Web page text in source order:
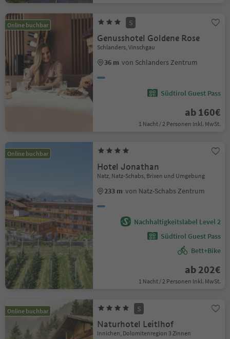
Online buchbar S
Genusshotel Goldene Rose
Schlanders, Vinschgau
36 m von Schlanders Zentrum
Südtirol Guest Pass
ab 160€
1 Nacht / 2 Personen Inkl. MwSt.
Online buchbar
Hotel Jonathan
Natz, Natz-Schabs, Brixen und Umgebung
233 m von Natz-Schabs Zentrum
Nachhaltigkeitslabel Level 2
Südtirol Guest Pass
Bett+Bike
ab 202€
1 Nacht / 2 Personen Inkl. MwSt.
Online buchbar S
Naturhotel Leitlhof
Innichen, Dolomitenregion 3 Zinnen